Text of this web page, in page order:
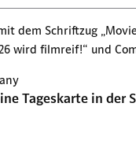
Tageskarte in der